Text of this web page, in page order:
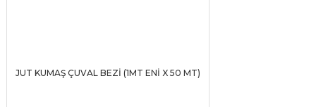
JUT KUMAŞ ÇUVAL BEZİ (1MT ENİ X 50 MT)